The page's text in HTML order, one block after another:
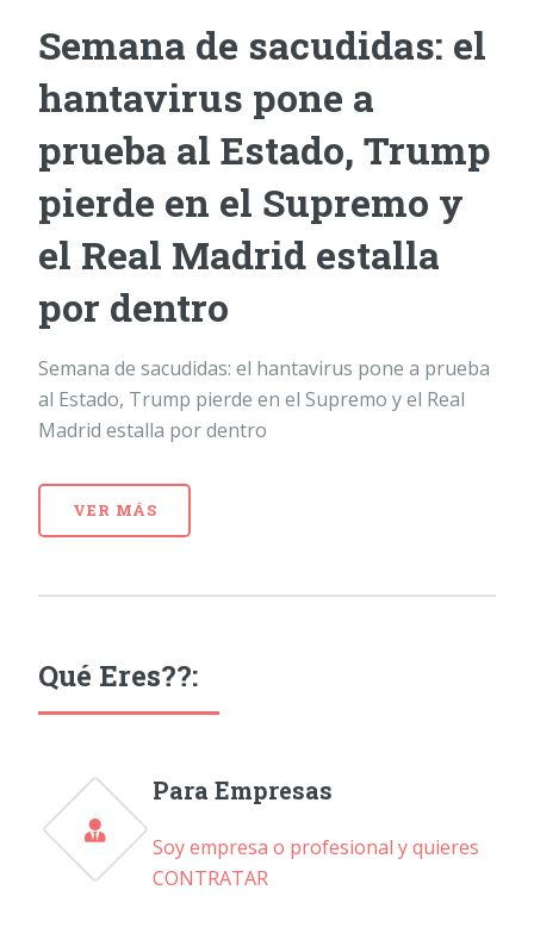
Semana de sacudidas: el
hantavirus pone a
prueba al Estado, Trump
pierde en el Supremo y
el Real Madrid estalla
por dentro
Semana de sacudidas: el hantavirus pone a prueba
al Estado, Trump pierde en el Supremo y el Real
Madrid estalla por dentro
VER MÁS
Qué Eres??:
Para Empresas
Soy empresa o profesional y quieres
CONTRATAR